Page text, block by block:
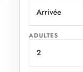
ADULTES